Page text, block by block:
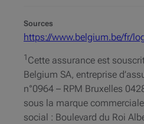
Sources
https://www.belgium.be/fr/
1 Cette assurance est
Belgium SA, entreprise
n°0964 – RPM Bruxelles
sous la marque
social : Boulevard du Roi